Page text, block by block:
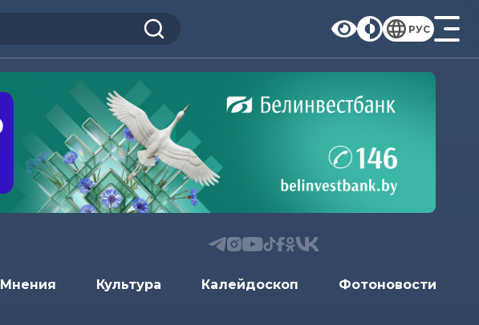
РУС
Мнения Культура Калейдоскоп Фотоновости